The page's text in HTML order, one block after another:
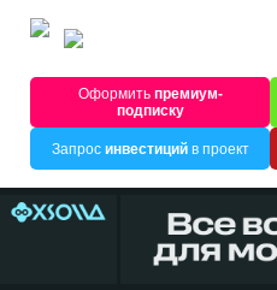
Оформитьпремиум-
подписку
Запрос инвестицийв проект